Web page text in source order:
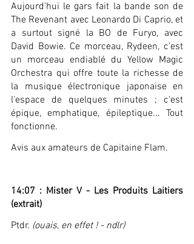
Aujourd'hui le gars fait la bande son de
The Revenant avec Leonardo Di Caprio, et
a surtout signé la BO de Furyo, avec
David Bowie. Ce morceau, Rydeen, c'est
un morceau endiablé du Yellow Magic
Orchestra qui offre toute la richesse de
la musique électronique japonaise en
l'espace de quelques minutes ; c'est
épique, emphatique, épileptique... Tout
fonctionne.
Avis aux amateurs de Capitaine Flam.
14:07 : Mister V - Les Produits Laitiers
(extrait)
Ptdr. (ouais, en effet ! - ndlr)